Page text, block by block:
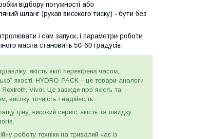
відбору потужності або
шланг (рукав високого тиску) - бути без
і сам запуск, і параметри роботи
масла становить 50-60 градусів.
якість якої перевірена часом,
якості. HYDRO-PACK – це товари-аналоги
Vivol. Це завжди про якість та
високу точність і надійність.
ціну, високий сервіс, якість та швидку
роботу техніки на тривалий час із